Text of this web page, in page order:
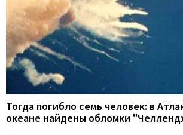
Тогда погибло семь человек: в
океане найдены обломки